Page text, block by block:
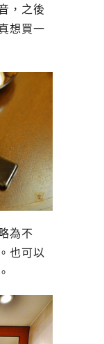
，之後
想買一
為不
也可以